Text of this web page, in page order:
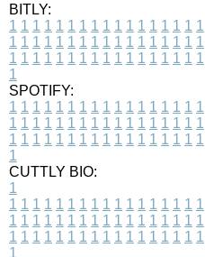
BITLY:
1 1 1 1 1 1 1 1 1 1 1 1 1 1 1 1 1
1 1 1 1 1 1 1 1 1 1 1 1 1 1 1 1 1
1 1 1 1 1 1 1 1 1 1 1 1 1 1 1 1 1
1
SPOTIFY:
1 1 1 1 1 1 1 1 1 1 1 1 1 1 1 1 1
1 1 1 1 1 1 1 1 1 1 1 1 1 1 1 1 1
1 1 1 1 1 1 1 1 1 1 1 1 1 1 1 1 1
1
CUTTLY BIO:
1
1 1 1 1 1 1 1 1 1 1 1 1 1 1 1 1 1
1 1 1 1 1 1 1 1 1 1 1 1 1 1 1 1 1
1 1 1 1 1 1 1 1 1 1 1 1 1 1 1 1 1
1